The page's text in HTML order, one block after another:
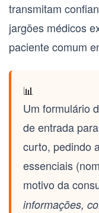
transmitam
jargões médicos
paciente comum
📊
Um formulário
de entrada
curto, pedindo
essenciais
motivo da
informações,